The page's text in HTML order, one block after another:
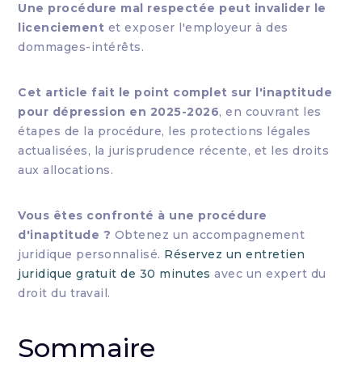
Une procédure mal respectée peut invalider le
licenciement et exposer l'employeur à des
dommages-intérêts.
Cet article fait le point complet sur l'inaptitude
pour dépression en 2025-2026, en couvrant les
étapes de la procédure, les protections légales
actualisées, la jurisprudence récente, et les droits
aux allocations.
Vous êtes confronté à une procédure
d'inaptitude ? Obtenez un accompagnement
juridique personnalisé. Réservez un entretien
juridique gratuit de 30 minutes avec un expert du
droit du travail.
Sommaire